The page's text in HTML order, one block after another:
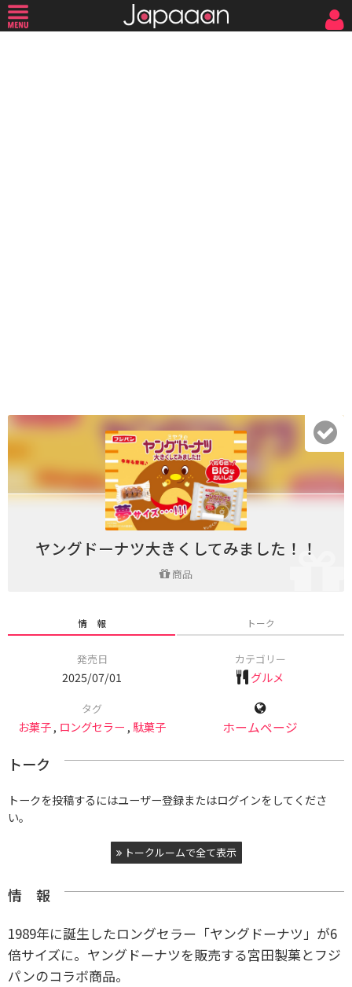
ヤングドーナツ大きくしてみました！！
商品
情 報 トーク
発売日
2025/07/01
カテゴリー
グルメ
タグ
お菓子, ロングセラー , 駄菓子 ホームページ
トーク
トークを投稿するにはユーザー登録またはログインをしてくださ
い。
トークルームで全て表示
情 報
1989年に誕生したロングセラー「ヤングドーナツ」が6
倍サイズに。ヤングドーナツを販売する宮田製菓とフジ
パンのコラボ商品。